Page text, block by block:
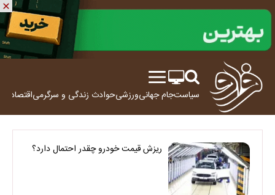
سیاستجام جهانیورزشیحوادث زندگی و سرگرمیاقتصاد
ریزش قیمت خودرو چقدر احتمال دارد؟